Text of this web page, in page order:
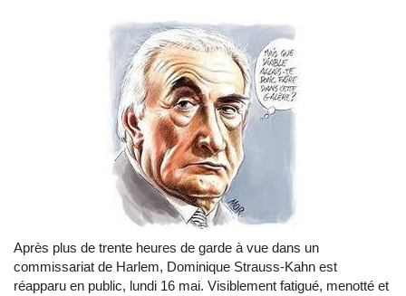
Après plus de trente heures de garde à vue dans un
commissariat de Harlem, Dominique Strauss-Kahn est
réapparu en public, lundi 16 mai. Visiblement fatigué, menotté et